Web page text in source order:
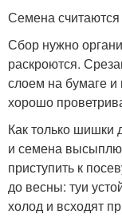
Семена
Сбор нужно
раскроются.
слоем на бумаге
хорошо
Как только шишки
и семена
приступить к
до весны: туи
холод и всходят